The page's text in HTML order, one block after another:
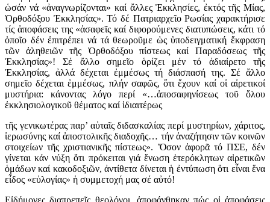
ὡσάν νά «ἀ­να­γνω­ρί­ζον­ται» καί ἄλλες Ἐκ­κλη­σί­ες, ἐκτός τῆς Μί­ας,
Ὀρ­θο­δό­ξου Ἐκ­κλη­σί­ας». Τό δέ Πατριαρχεῖο Ρωσίας χαρακτήρισε
τίς ἀποφάσεις της «ἀσαφεῖς καί διφορούμενες διατυπώσεις, κάτι τό
ὁποῖο δέν ἐπιτρέπει νά τά θεωροῦμε ὡς ὑποδειγματική ἔκφραση
τῶν ἀληθειῶν τῆς Ὀρθοδόξου πίστεως καί Παραδόσεως τῆς
Ἐκκλησίας»! Σέ ἄλλο σημεῖο ὁρίζει μέν τό ἀδιαίρετο τῆς
Ἐκκλησίας, ἀλλά δέχεται ἐμμέσως τή διάσπασή της. Σέ ἄλλο
σημεῖο δέχεται ἐμμέσως, πλήν σαφῶς, ὅτι ἔχουν καί οἱ αἱρετικοί
μυστήρια: κάνοντας λόγο περί «…ἀποσαφηνίσεως τοῦ ὅλου
ἐκκλησιολογικοῦ θέματος καί ἰδιαιτέρως
τῆς γενικωτέρας παρ’ αὐταῖς διδασκαλίας περί μυστηρίων, χάριτος,
ἱερωσύνης καί ἀποστολικῆς διαδοχῆς… τήν ἀναζήτησιν τῶν κοινῶν
στοιχείων τῆς χριστιανικῆς πίστεως». Ὅσον ἀφορᾶ τό ΠΣΕ, δέν
γίνεται κάν νύξη ὅτι πρόκειται γιά ἕνωση ἑτερόκλητων αἱρετικῶν
ὁμάδων καί κακοδοξιῶν, ἀντίθετα δίνεται ἡ ἐντύπωση ὅτι εἶναι ἕνα
εἶδος «εὐλογίας» ἡ συμμετοχή μας σέ αὐτό!
Εἰδήμονες διαπρεπεῖς θεολόγοι, ἀποφάνθηκαν πώς οἱ ἀποφάσεις